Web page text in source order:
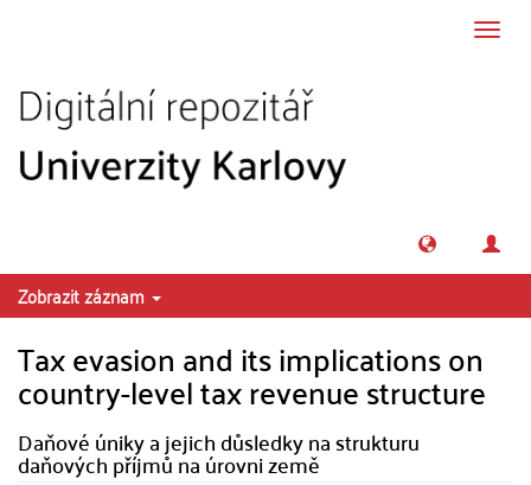
Zobrazit záznam
Tax evasion and its implications on
country-level tax revenue structure
Daňové úniky a jejich důsledky na strukturu
daňových příjmů na úrovni země